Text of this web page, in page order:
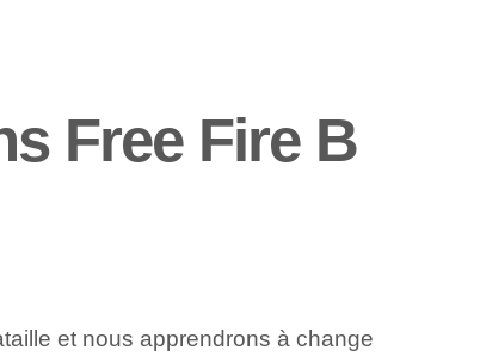
Free Fire B
et nous apprendrons à change